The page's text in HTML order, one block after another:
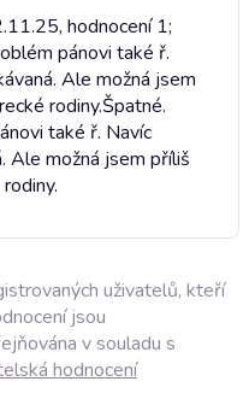
hodnocení 1;
pánovi také ř.
Ale možná jsem
rodiny.Špatné.
také ř. Navíc
Ale možná jsem příliš
uživatelů, kteří
jsou
v souladu s
hodnocení